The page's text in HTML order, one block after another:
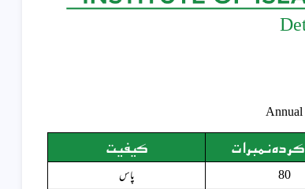
Annual
نمبرات کیفیت
80
پاس